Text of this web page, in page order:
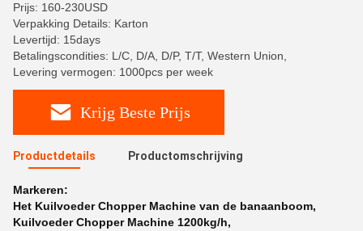
Prijs: 160-230USD
Verpakking Details: Karton
Levertijd: 15days
Betalingscondities: L/C, D/A, D/P, T/T, Western Union,
Levering vermogen: 1000pcs per week
Krijg Beste Prijs
Productdetails Productomschrijving
Markeren:
Het Kuilvoeder Chopper Machine van de banaanboom,
Kuilvoeder Chopper Machine 1200kg/h,